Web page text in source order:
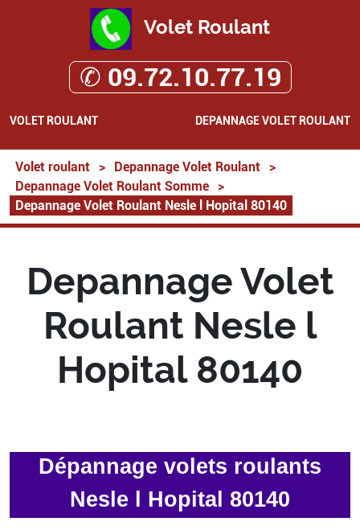
Volet Roulant
✆ 09.72.10.77.19
VOLET ROULANT DEPANNAGE VOLET ROULANT
Volet roulant > Depannage Volet Roulant
>
Depannage Volet Roulant Somme
>
Depannage Volet Roulant Nesle l Hopital 80140
Depannage Volet
Roulant Nesle l
Hopital 80140
Dépannage volets roulants
Nesle l Hopital 80140